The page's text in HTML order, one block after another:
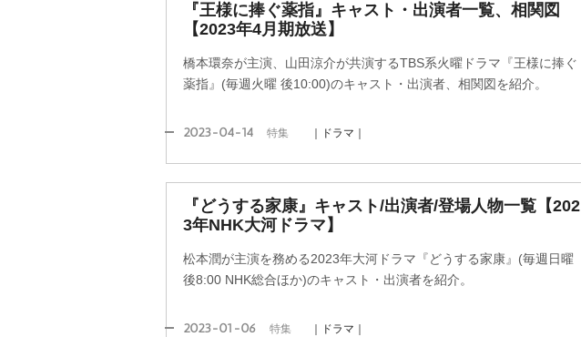
『王様に捧ぐ薬指』キャスト・出演者一覧、相関図
【2023年4月期放送】
橋本環奈が主演、山田涼介が共演するTBS系火曜ドラマ『王様に捧ぐ
薬指』(毎週火曜 後10:00)のキャスト・出演者、相関図を紹介。
2023-04-14 特集 ｜ドラマ｜
『どうする家康』キャスト/出演者/登場人物一覧【202
3年NHK大河ドラマ】
松本潤が主演を務める2023年大河ドラマ『どうする家康』(毎週日曜
後8:00 NHK総合ほか)のキャスト・出演者を紹介。
2023-01-06 特集 ｜ドラマ｜